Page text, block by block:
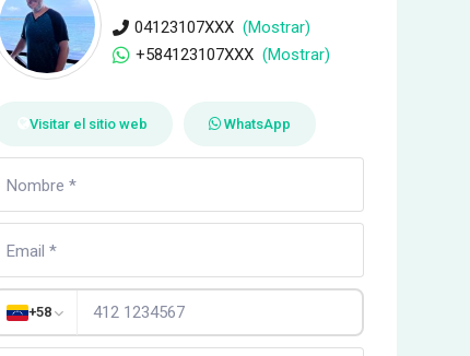
04123107XXX (Mostrar)
+584123107XXX (Mostrar)
Visitar el sitio web WhatsApp
+58